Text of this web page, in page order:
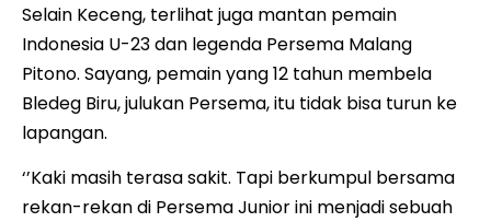
Selain Keceng, terlihat juga mantan pemain
Indonesia U-23 dan legenda Persema Malang
Pitono. Sayang, pemain yang 12 tahun membela
Bledeg Biru, julukan Persema, itu tidak bisa turun ke
lapangan.
‘’Kaki masih terasa sakit. Tapi berkumpul bersama
rekan-rekan di Persema Junior ini menjadi sebuah